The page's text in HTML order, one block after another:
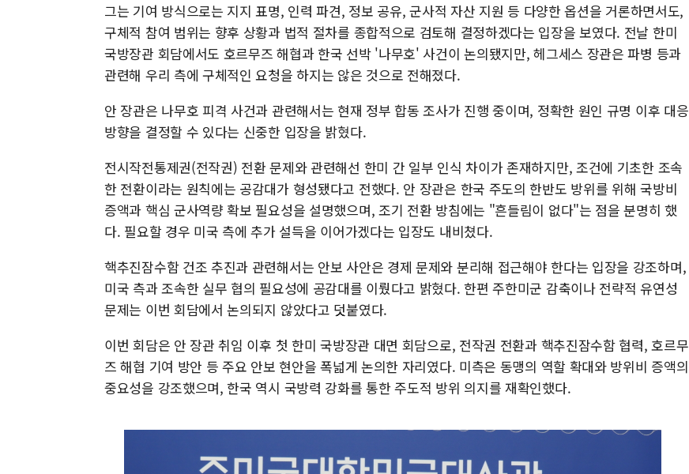
그는 기여 방식으로는 지지 표명, 인력 파견, 정보 공유, 군사적 자산 지원 등 다양한 옵션을 거론하면서도,
구체적 참여 범위는 향후 상황과 법적 절차를 종합적으로 검토해 결정하겠다는 입장을 보였다. 전날 한미
국방장관 회담에서도 호르무즈 해협과 한국 선박 '나무호' 사건이 논의됐지만, 헤그세스 장관은 파병 등과
관련해 우리 측에 구체적인 요청을 하지는 않은 것으로 전해졌다.
안 장관은 나무호 피격 사건과 관련해서는 현재 정부 합동 조사가 진행 중이며, 정확한 원인 규명 이후 대응
방향을 결정할 수 있다는 신중한 입장을 밝혔다.
전시작전통제권(전작권) 전환 문제와 관련해선 한미 간 일부 인식 차이가 존재하지만, 조건에 기초한 조속
한 전환이라는 원칙에는 공감대가 형성됐다고 전했다. 안 장관은 한국 주도의 한반도 방위를 위해 국방비
증액과 핵심 군사역량 확보 필요성을 설명했으며, 조기 전환 방침에는 "흔들림이 없다"는 점을 분명히 했
다. 필요할 경우 미국 측에 추가 설득을 이어가겠다는 입장도 내비쳤다.
핵추진잠수함 건조 추진과 관련해서는 안보 사안은 경제 문제와 분리해 접근해야 한다는 입장을 강조하며,
미국 측과 조속한 실무 협의 필요성에 공감대를 이뤘다고 밝혔다. 한편 주한미군 감축이나 전략적 유연성
문제는 이번 회담에서 논의되지 않았다고 덧붙였다.
이번 회담은 안 장관 취임 이후 첫 한미 국방장관 대면 회담으로, 전작권 전환과 핵추진잠수함 협력, 호르무
즈 해협 기여 방안 등 주요 안보 현안을 폭넓게 논의한 자리였다. 미측은 동맹의 역할 확대와 방위비 증액의
중요성을 강조했으며, 한국 역시 국방력 강화를 통한 주도적 방위 의지를 재확인했다.